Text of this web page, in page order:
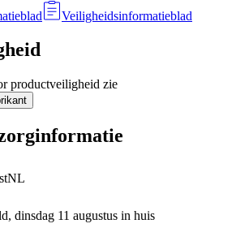
Veiligheidsinformatieblad
productveiligheid zie
dinsdag 11 augustus in huis